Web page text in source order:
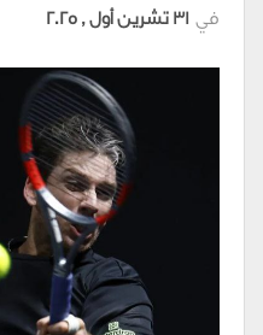
في 31 تشرين أول , 2025